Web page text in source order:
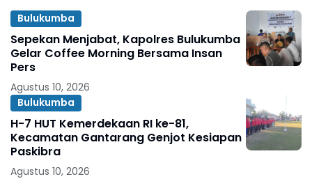
Bulukumba
Sepekan Menjabat, Kapolres Bulukumba
Gelar Coffee Morning Bersama Insan
Pers
Agustus 10, 2026
Bulukumba
H-7 HUT Kemerdekaan RI ke-81,
Kecamatan Gantarang Genjot Kesiapan
Paskibra
Agustus 10, 2026